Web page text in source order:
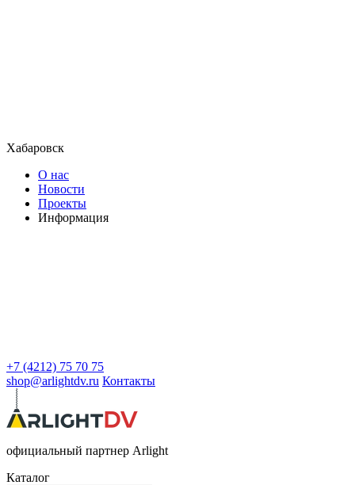
Хабаровск
О нас
Новости
Проекты
Информация
+7 (4212) 75 70 75
shop@arlightdv.ru Контакты
официальный партнер Arlight
Каталог